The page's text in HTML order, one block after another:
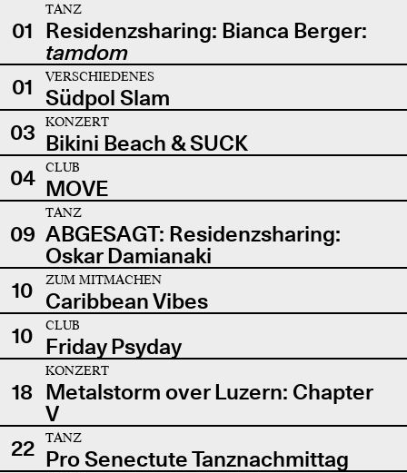
01
TANZ
Residenzsharing: Bianca Berger:
tamdom
01
VERSCHIEDENES
Südpol Slam
03
KONZERT
Bikini Beach & SUCK
04
CLUB
MOVE
09
TANZ
ABGESAGT: Residenzsharing:
Oskar Damianaki
10
ZUM MITMACHEN
Caribbean Vibes
10
CLUB
Friday Psyday
18
KONZERT
Metalstorm over Luzern: Chapter
V
22
TANZ
Pro Senectute Tanznachmittag